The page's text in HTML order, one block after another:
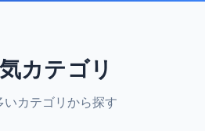
カテゴリ
いカテゴリから探す